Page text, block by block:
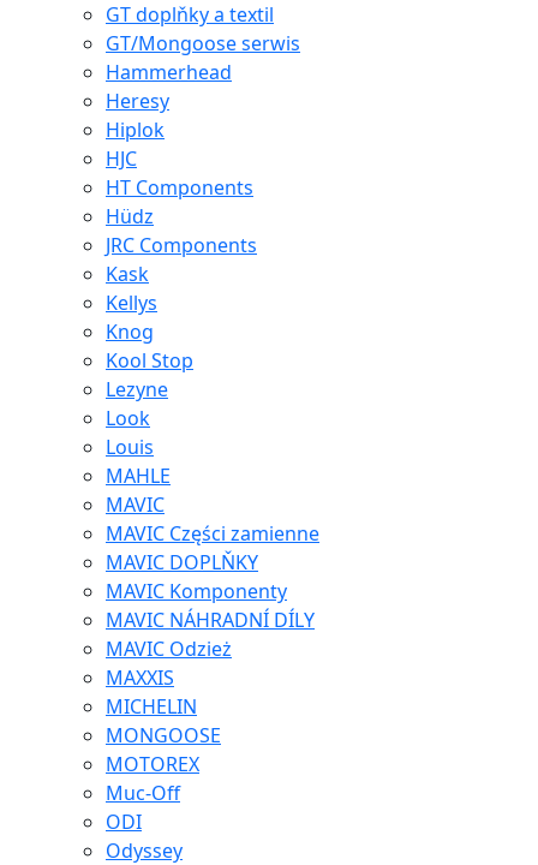
GT doplňky a textil
GT/Mongoose serwis
Hammerhead
Heresy
Hiplok
HJC
HT Components
Hüdz
JRC Components
Kask
Kellys
Knog
Kool Stop
Lezyne
Look
Louis
MAHLE
MAVIC
MAVIC Części zamienne
MAVIC DOPLŇKY
MAVIC Komponenty
MAVIC NÁHRADNÍ DÍLY
MAVIC Odzież
MAXXIS
MICHELIN
MONGOOSE
MOTOREX
Muc-Off
ODI
Odyssey